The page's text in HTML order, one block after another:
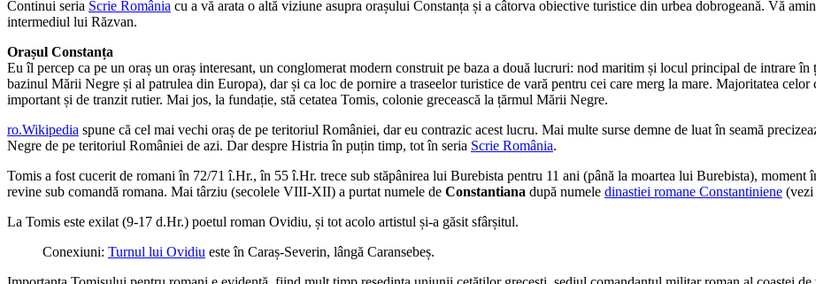
Continui seria Scrie România cu a vă arata o altă viziune asupra orașului Constanța și a câtorva obiective turistice din urbea dobrogeană. Vă
intermediul lui Răzvan.
Orașul Constanța
Eu îl percep ca pe un oraș un oraș interesant, un conglomerat modern construit pe baza a două lucruri: nod maritim și locul principal de intrare
bazinul Mării Negre și al patrulea din Europa), dar și ca loc de pornire a traseelor turistice de vară pentru cei care merg la mare. Majoritatea
important și de tranzit rutier. Mai jos, la fundație, stă cetatea Tomis, colonie grecească la țărmul Mării Negre.
ro.Wikipedia spune că cel mai vechi oraș de pe teritoriul României, dar eu contrazic acest lucru. Mai multe surse demne de luat în seamă
Negre de pe teritoriul României de azi. Dar despre Histria în puțin timp, tot în seria Scrie România.
Tomis a fost cucerit de romani în 72/71 î.Hr., în 55 î.Hr. trece sub stăpânirea lui Burebista pentru 11 ani (până la moartea lui Burebista), moment
revine sub comandă romana. Mai târziu (secolele VIII-XII) a purtat numele de Constantiana după numele dinastiei romane Constantiniene (vezi
La Tomis este exilat (9-17 d.Hr.) poetul roman Ovidiu, și tot acolo artistul și-a găsit sfârșitul.
Conexiuni: Turnul lui Ovidiu este în Caraș-Severin, lângă Caransebeș.